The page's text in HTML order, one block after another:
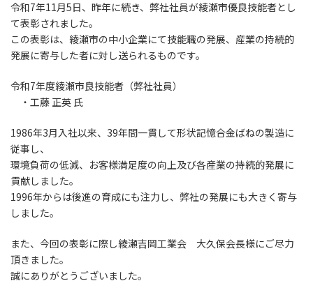
令和7年11月5日、昨年に続き、弊社社員が綾瀬市優良技能者とし
て表彰されました。
この表彰は、綾瀬市の中小企業にて技能職の発展、産業の持続的
発展に寄与した者に対し送られるものです。
令和7年度綾瀬市良技能者（弊社社員）
・工藤 正英 氏
1986年3月入社以来、39年間一貫して形状記憶合金ばねの製造に
従事し、
環境負荷の低減、お客様満足度の向上及び各産業の持続的発展に
貢献しました。
1996年からは後進の育成にも注力し、弊社の発展にも大きく寄与
しました。
また、今回の表彰に際し綾瀬吉岡工業会 大久保会長様にご尽力
頂きました。
誠にありがとうございました。